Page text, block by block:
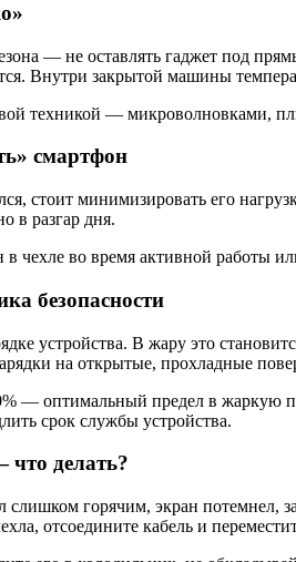
— не оставлять гаджет под
Внутри закрытой машины
техникой — микроволновками,
смартфон
стоит минимизировать его
в разгар дня.
чехле во время активной работы
безопасности
устройства. В жару это
на открытые, прохладные
— оптимальный предел в жаркую
срок службы устройства.
что делать?
слишком горячим, экран потемнел,
отсоедините кабель и